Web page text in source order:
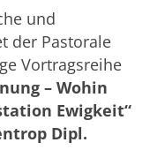
und
der Pastorale
Vortragsreihe
– Wohin
Ewigkeit“
Dipl.